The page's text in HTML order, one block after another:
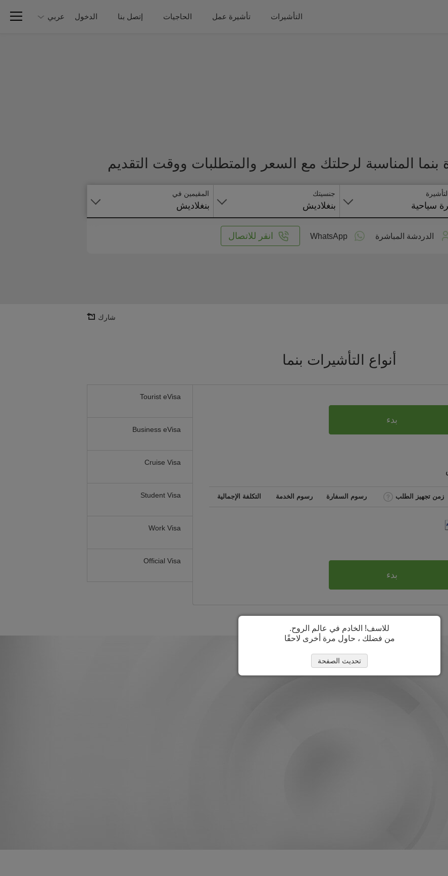
التأشيرات تأشيرة عمل الحاجيات إتصل بنا الدخول عربي
المناسبة لرحلتك مع السعر والمتطلبات ووقت التقديم
سياحية
جنسيتك
بنغلاديش
المقيمين في
بنغلاديش
الدردشة المباشرة WhatsApp انقر للاتصال
شارك
أنواع التأشيرات بنما
Tourist eVisa
Business eVisa
Cruise Visa
Student Visa
Work Visa
Official Visa
بدء
زمن تجهيز الطلب رسوم السفارة رسوم الخدمة التكلفة الإجمالية
بدء
للاسف! الخادم في عالم الروح.
من فضلك ، حاول مرة أخرى لاحقًا
تحديث الصفحة